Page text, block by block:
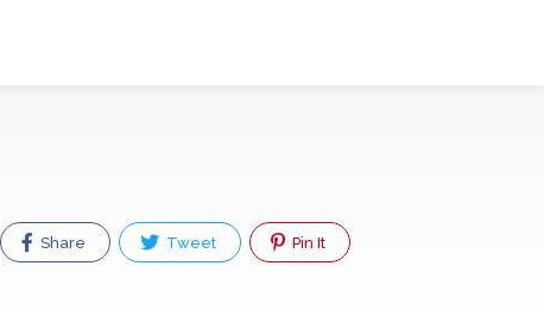
Share Tweet Pin It